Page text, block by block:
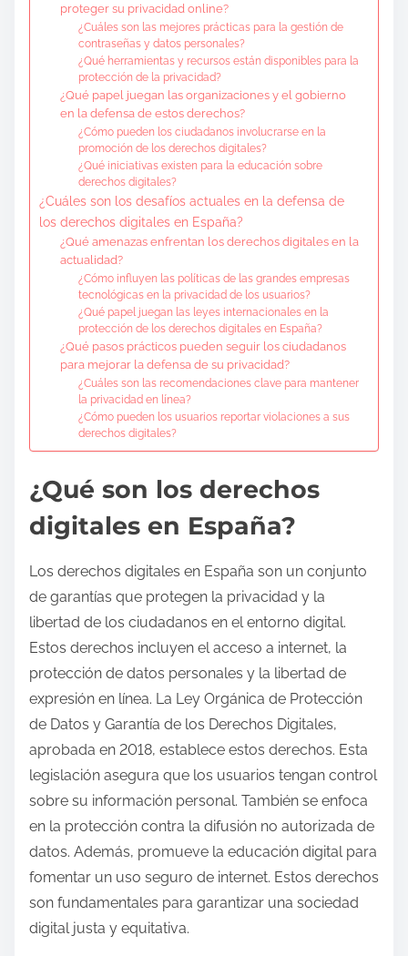
proteger su privacidad online?
¿Cuáles son las mejores prácticas para la gestión de
contraseñas y datos personales?
¿Qué herramientas y recursos están disponibles para la
protección de la privacidad?
¿Qué papel juegan las organizaciones y el gobierno
en la defensa de estos derechos?
¿Cómo pueden los ciudadanos involucrarse en la
promoción de los derechos digitales?
¿Qué iniciativas existen para la educación sobre
derechos digitales?
¿Cuáles son los desafíos actuales en la defensa de
los derechos digitales en España?
¿Qué amenazas enfrentan los derechos digitales en la
actualidad?
¿Cómo influyen las políticas de las grandes empresas
tecnológicas en la privacidad de los usuarios?
¿Qué papel juegan las leyes internacionales en la
protección de los derechos digitales en España?
¿Qué pasos prácticos pueden seguir los ciudadanos
para mejorar la defensa de su privacidad?
¿Cuáles son las recomendaciones clave para mantener
la privacidad en línea?
¿Cómo pueden los usuarios reportar violaciones a sus
derechos digitales?
¿Qué son los derechos
digitales en España?
Los derechos digitales en España son un conjunto
de garantías que protegen la privacidad y la
libertad de los ciudadanos en el entorno digital.
Estos derechos incluyen el acceso a internet, la
protección de datos personales y la libertad de
expresión en línea. La Ley Orgánica de Protección
de Datos y Garantía de los Derechos Digitales,
aprobada en 2018, establece estos derechos. Esta
legislación asegura que los usuarios tengan control
sobre su información personal. También se enfoca
en la protección contra la difusión no autorizada de
datos. Además, promueve la educación digital para
fomentar un uso seguro de internet. Estos derechos
son fundamentales para garantizar una sociedad
digital justa y equitativa.